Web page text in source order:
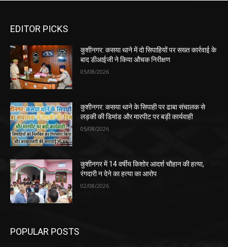
EDITOR PICKS
कुशीनगर: कसया थाने में दो सिपाहियों पर सख्त कार्रवाई के
बाद डीआईजी ने किया औचक निरीक्षण
05/08/2026
कुशीनगर: कसया थाने के सिपाही पर ढाबा संचालक से
लड़की की डिमांड और मारपीट पर बड़ी कार्यवाही
05/08/2026
कुशीनगर में 14 वर्षीय किशोर आदर्श चौहान की हत्या,
रंगदारी न देने का हत्या का आरोप
02/08/2026
POPULAR POSTS